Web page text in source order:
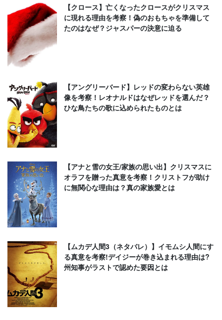
【クロース】亡くなったクロースがクリスマス
に現れる理由を考察！偽のおもちゃを準備して
たのはなぜ？ジャスパーの決意に迫る
【アングリーバード】レッドの変わらない英雄
像を考察！レオナルドはなぜレッドを選んだ？
ひな鳥たちの歌に込められたものとは
【アナと雪の女王/家族の思い出】クリスマスに
オラフを贈った真意を考察！クリストフが助け
に無関心な理由は？真の家族愛とは
【ムカデ人間3（ネタバレ）】イモムシ人間にす
る真意を考察!デイジーが巻き込まれる理由は?
州知事がラストで認めた要因とは